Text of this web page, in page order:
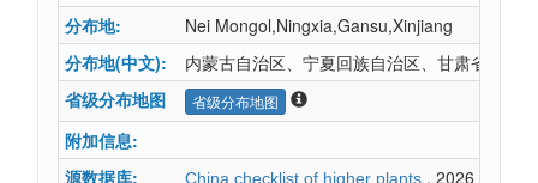
分布地:
Nei Mongol,Ningxia,Gansu,Xinjiang
分布地(中文):
内蒙古自治区、宁夏回族自治区、甘肃省、新
省级分布地图
省级分布地图
附加信息:
源数据库:
China checklist of higher plants , 2026